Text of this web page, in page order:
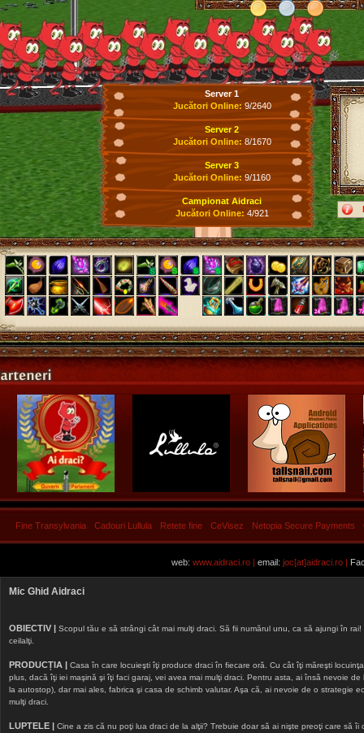
Server 1
Jucători Online: 9/2640
Server 2
Jucători Online: 8/1670
Server 3
Jucători Online: 9/1160
Campionat Aidraci
Jucători Online: 4/921
Fine Transylvania Cadouri Lullula Retete fine CeVisez Netopia Secure Payments
web: www.aidraci.ro | email: joc[at]aidraci.ro |
Mic Ghid Aidraci
OBIECTIV | Scopul tău e să strângi cât mai mulţi draci. Să fii numărul unu, ca să ajungi în
ceilalţi.
PRODUCȚIA | Casa în care locuieşti îţi produce draci în fiecare oră. Cu cât îţi măreşti
plus, dacă îţi iei maşină şi îţi faci garaj, vei avea mai mulţi draci. Pentru asta, ai însă nevoie
la autostop), dar mai ales, fabrica şi casa de schimb valutar. Aşa că, ai nevoie de o strategie
mulţi draci.
LUPTELE | Cine a zis că nu poţi lua draci de la alţii? Trebuie doar să ai nişte preoţi care să